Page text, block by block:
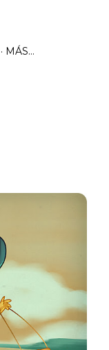
MÁS…